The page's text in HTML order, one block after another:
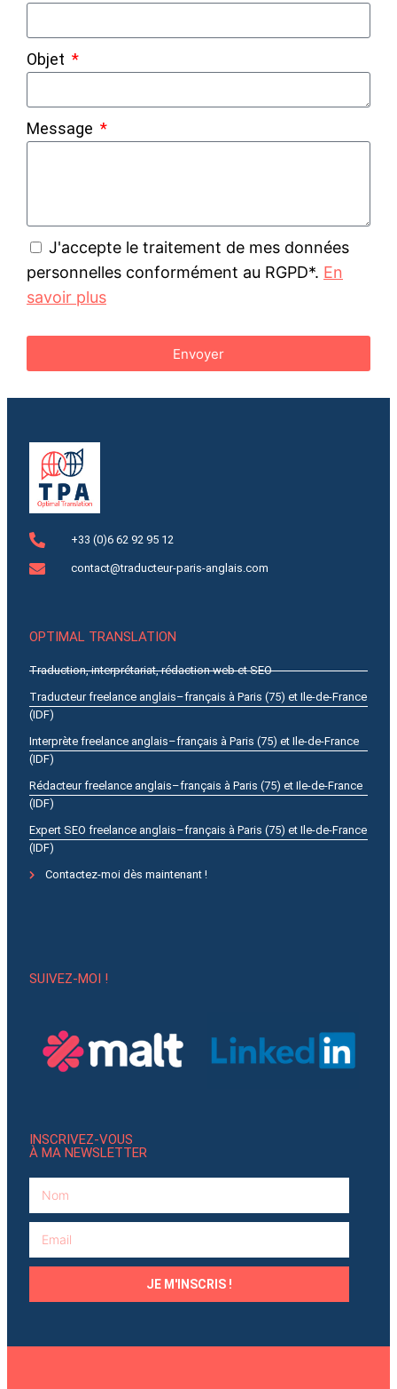
Objet
Message
J'accepte le traitement de mes données
personnelles conformément au RGPD*. En
savoir plus
Envoyer
+33 (0)6 62 92 95 12
contact@traducteur-paris-anglais.com
OPTIMAL TRANSLATION
Traduction, interprétariat, rédaction web et SEO
Traducteur freelance anglais–français à Paris (75) et Ile-de-France
(IDF)
Interprète freelance anglais–français à Paris (75) et Ile-de-France
(IDF)
Rédacteur freelance anglais–français à Paris (75) et Ile-de-France
(IDF)
Expert SEO freelance anglais–français à Paris (75) et Ile-de-France
(IDF)
Contactez-moi dès maintenant !
SUIVEZ-MOI !
INSCRIVEZ-VOUS
À MA NEWSLETTER
JE M'INSCRIS !